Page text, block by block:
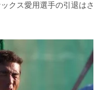
クス愛用選手の引退はさ